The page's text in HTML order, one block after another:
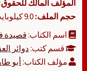
المؤلف المالك
حجم الملف:9.0 كيلوبايت
اسم الكتاب:قصيدة
قسم كتب:دوائر
مؤلف الكتاب:أبو